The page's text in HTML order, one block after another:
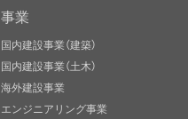
事業
国内建設事業（建築）
国内建設事業（土木）
海外建設事業
エンジニアリング事業